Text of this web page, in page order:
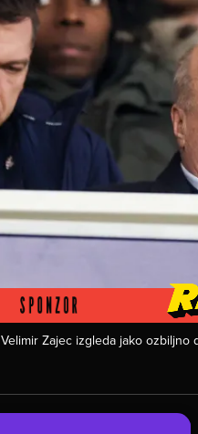
Zajec izgleda jako